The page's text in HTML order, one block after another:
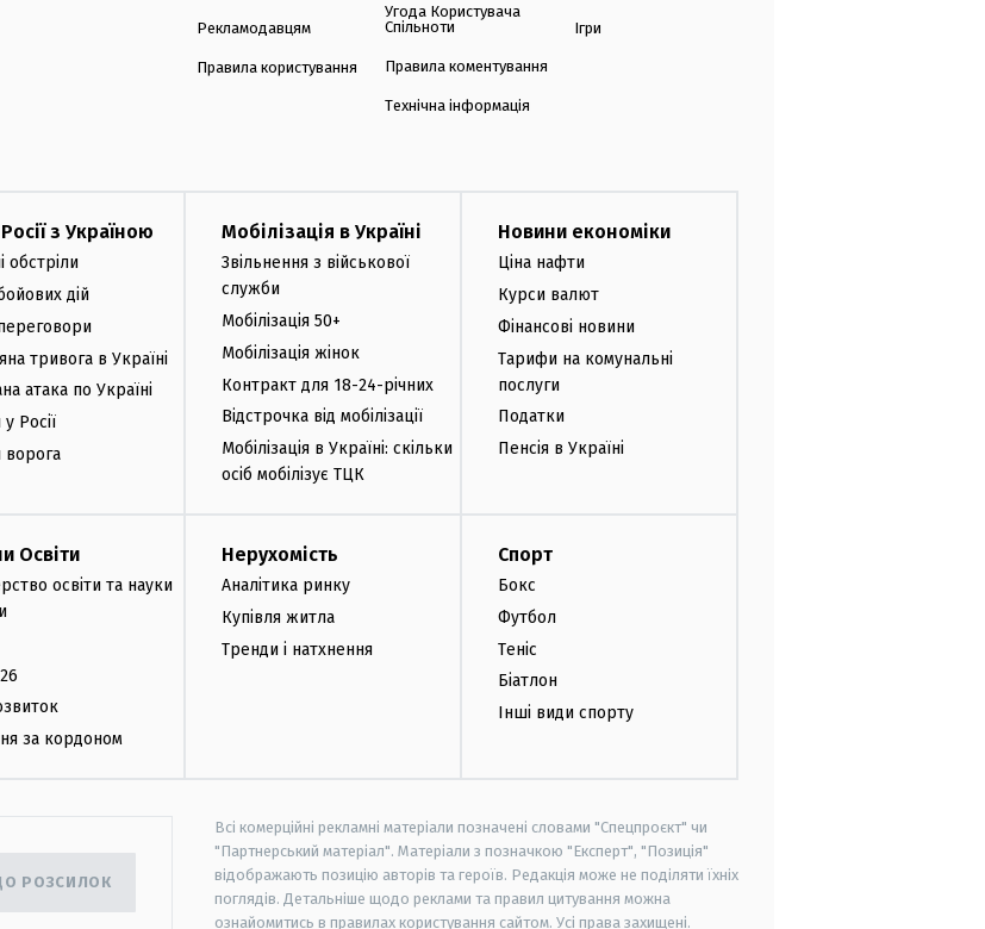
Рекламодавцям
Правила користування
Угода Користувача
Спільноти
Правила коментування
Технічна інформація
Ігри
з Україною
обстріли
дій
тривога в Україні
атака по Україні
Росії
ворога
Мобілізація в Україні
Звільнення з військової
служби
Мобілізація 50+
Мобілізація жінок
Контракт для 18-24-річних
Відстрочка від мобілізації
Мобілізація в Україні: скільки
осіб мобілізує ТЦК
Новини економіки
Ціна нафти
Курси валют
Фінансові новини
Тарифи на комунальні
послуги
Податки
Пенсія в Україні
Освіти
освіти та науки
за кордоном
Нерухомість
Аналітика ринку
Купівля житла
Тренди і натхнення
Спорт
Бокс
Футбол
Теніс
Біатлон
Інші види спорту
РОЗСИЛОК
Всі комерційні рекламні матеріали позначені словами "Спецпроєкт" чи
"Партнерський матеріал". Матеріали з позначкою "Експерт", "Позиція"
відображають позицію авторів та героїв. Редакція може не поділяти їхніх
поглядів. Детальніше щодо реклами та правил цитування можна
ознайомитись в правилах користування сайтом. Усі права захищені.